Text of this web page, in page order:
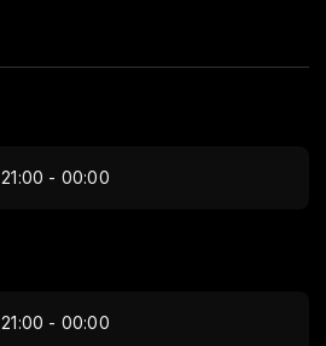
21:00 - 00:00
21:00 - 00:00